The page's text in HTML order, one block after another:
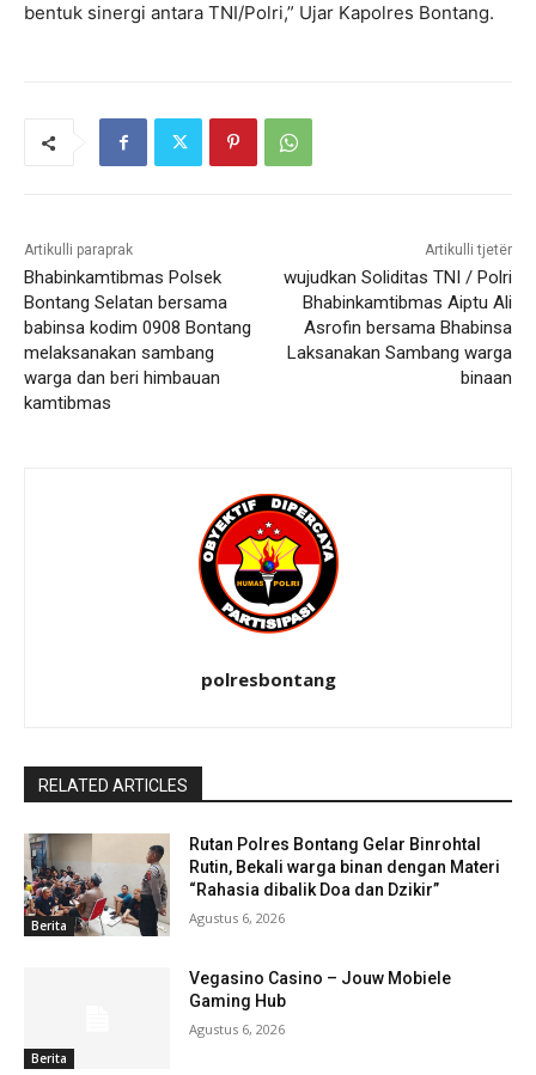
bentuk sinergi antara TNI/Polri,” Ujar Kapolres Bontang.
Artikulli paraprak
Bhabinkamtibmas Polsek
Bontang Selatan bersama
babinsa kodim 0908 Bontang
melaksanakan sambang
warga dan beri himbauan
kamtibmas
Artikulli tjetër
wujudkan Soliditas TNI / Polri
Bhabinkamtibmas Aiptu Ali
Asrofin bersama Bhabinsa
Laksanakan Sambang warga
binaan
polresbontang
RELATED ARTICLES
Berita
Rutan Polres Bontang Gelar Binrohtal
Rutin, Bekali warga binan dengan Materi
“Rahasia dibalik Doa dan Dzikir”
Agustus 6, 2026
Berita
Vegasino Casino – Jouw Mobiele
Gaming Hub
Agustus 6, 2026